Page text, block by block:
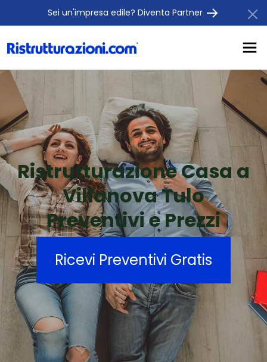
Sei un'impresa edile? Diventa Partner
Ristrutturazione Casa a
Villanova Tulo
Preventivi e Prezzi
Ricevi Preventivi Gratis